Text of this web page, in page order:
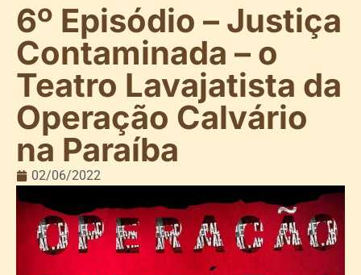
6º Episódio – Justiça
Contaminada – o
Teatro Lavajatista da
Operação Calvário
na Paraíba
02/06/2022